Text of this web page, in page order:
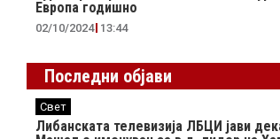
Европа годишно
02/10/2024 13:44
Последни објави
Свет
Либанската телевизија ЛБЦИ јави